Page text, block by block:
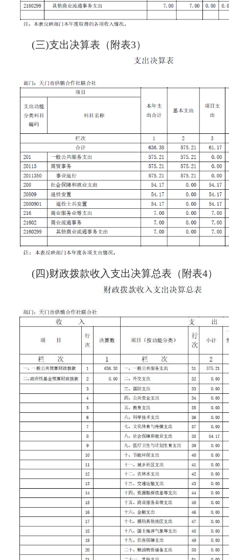
(三)支出决算表（附表3）
(四)财政拨款收入支出决算总表（附表4）